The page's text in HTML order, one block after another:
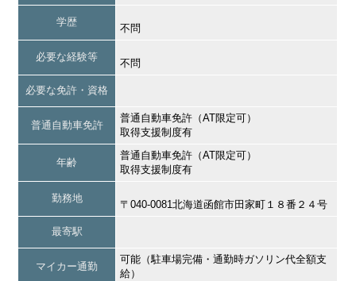
学歴
不問
必要な経験等
不問
必要な免許・資格
普通自動車免許
普通自動車免許（AT限定可）
取得支援制度有
年齢
普通自動車免許（AT限定可）
取得支援制度有
勤務地
〒040-0081北海道函館市田家町１８番２４号
最寄駅
マイカー通勤
可能（駐車場完備・通勤時ガソリン代全額支
給）